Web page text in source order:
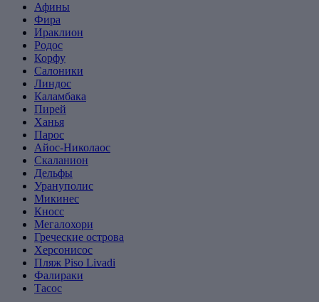
Афины
Фира
Ираклион
Родос
Корфу
Салоники
Линдос
Каламбака
Пирей
Ханья
Парос
Айос-Николаос
Скаланион
Дельфы
Урануполис
Микинес
Кносс
Мегалохори
Греческие острова
Херсонисос
Пляж Piso Livadi
Фалираки
Тасос